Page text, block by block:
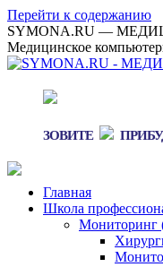
Перейти к содержанию
SYMONA.RU —
Медицинское
ЗОВИТЕ
Главная
Школа
Мониторинг